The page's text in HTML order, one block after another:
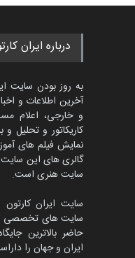
درباره ایران
به روز بودن سایت
آخرین اطلاعات و
و خارجی، اعلام
کاریکاتور و تحلیل
نمایش فیلم های
گالری های این
سایت هنری است.
سایت ایران
سایت های تخصصی
حاضر بالاترین
ایران و جهان را